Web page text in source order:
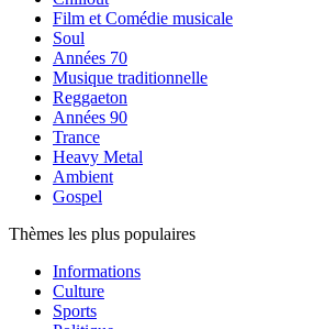
Film et Comédie musicale
Soul
Années 70
Musique traditionnelle
Reggaeton
Années 90
Trance
Heavy Metal
Ambient
Gospel
Thèmes les plus populaires
Informations
Culture
Sports